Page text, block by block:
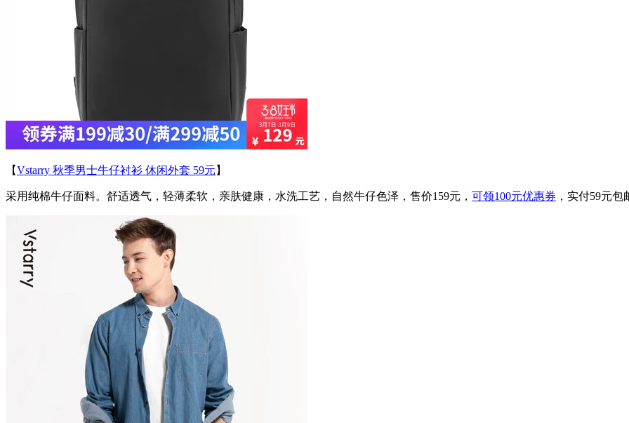
【Vstarry 秋季男士牛仔衬衫 休闲外套 59元 】
采用纯棉牛仔面料。舒适透气，轻薄柔软，亲肤健康，水洗工艺，自然牛仔色泽，售价159元， 可领100元优惠券 ，实付59元包